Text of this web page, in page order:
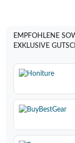
EMPFOHLENE
EXKLUSIVE